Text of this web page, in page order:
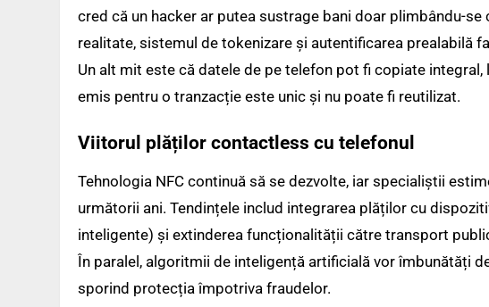
cred că un hacker ar putea sustrage bani doar plimbându-
realitate, sistemul de tokenizare și autentificarea prealabilă
Un alt mit este că datele de pe telefon pot fi copiate integral,
emis pentru o tranzacție este unic și nu poate fi reutilizat.
Viitorul plăților contactless cu telefonul
Tehnologia NFC continuă să se dezvolte, iar specialiștii
următorii ani. Tendințele includ integrarea plăților cu
inteligente) și extinderea funcționalității către transport
În paralel, algoritmii de inteligență artificială vor îmbunătăți
sporind protecția împotriva fraudelor.